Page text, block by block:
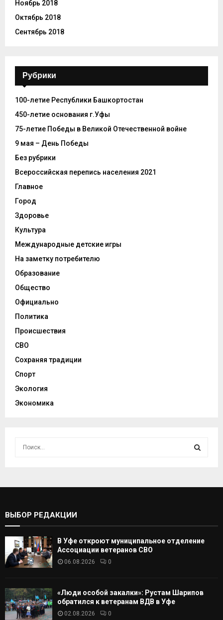
Ноябрь 2018
Октябрь 2018
Сентябрь 2018
Рубрики
100-летие Республики Башкортостан
450-летие основания г.Уфы
75-летие Победы в Великой Отечественной войне
9 мая – День Победы
Без рубрики
Всероссийская перепись населения 2021
Главное
Город
Здоровье
Культура
Международные детские игры
На заметку потребителю
Образование
Общество
Официально
Политика
Происшествия
СВО
Сохраняя традиции
Спорт
Экология
Экономика
С
А
ВЫБОР РЕДАКЦИИ
В Уфе откроют муниципальное отделение
Ассоциации ветеранов СВО
06.08.2026 0
«Люди особой закалки»: Рустам Шарипов
обратился к ветеранам ВДВ в Уфе
02.08.2026 0